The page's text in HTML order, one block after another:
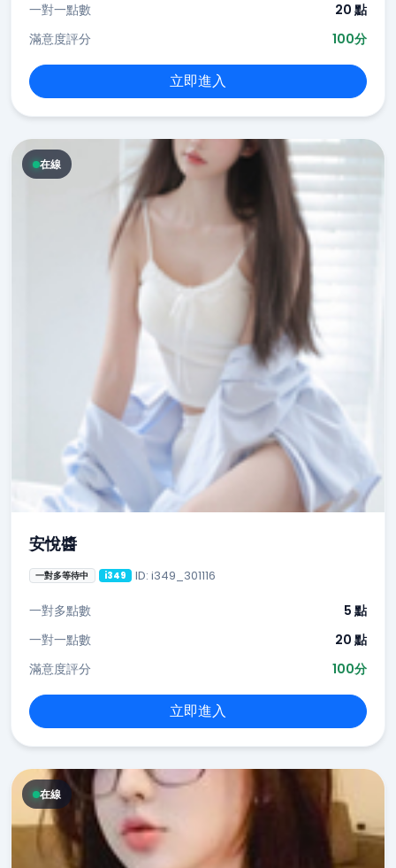
一對一點數
20 點
滿意度評分
100分
立即進入
在線
安悅醬
一對多等待中 i349 ID: i349_301116
一對多點數
5 點
一對一點數
20 點
滿意度評分
100分
立即進入
在線